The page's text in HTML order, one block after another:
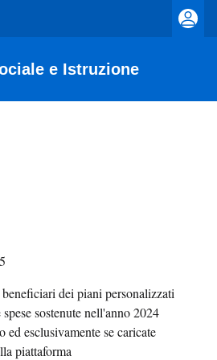
e Istruzione
dei piani personalizzati
sostenute nell'anno 2024
ed esclusivamente se caricate
piattaforma